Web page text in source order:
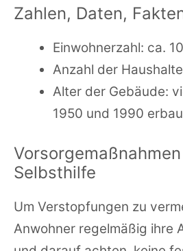
Zahlen, Daten,
Einwohnerzahl: ca.
Anzahl der
Alter der Gebäude:
1950 und 1990
Selbsthilfe
Um Verstopfungen zu
Anwohner regelmäßig ihre